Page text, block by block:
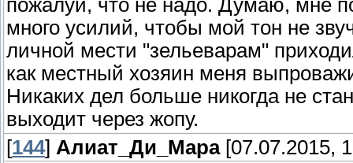
пожалуй, что не надо. Думаю, мне
много усилий, чтобы мой тон не
личной мести "зельеварам"
как местный хозяин меня
Никаких дел больше никогда не
выходит через жопу.
[144] Алиат_Ди_Мара[07.07.2015,